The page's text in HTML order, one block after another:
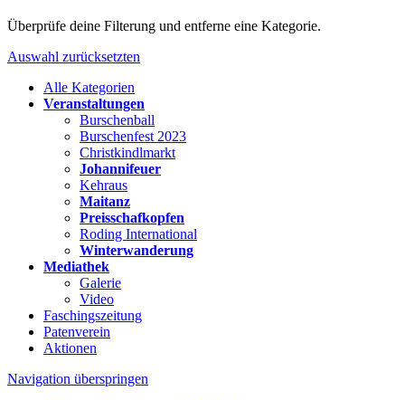
Überprüfe deine Filterung und entferne eine Kategorie.
Auswahl zurücksetzten
Alle Kategorien
Veranstaltungen
Burschenball
Burschenfest 2023
Christkindlmarkt
Johannifeuer
Kehraus
Maitanz
Preisschafkopfen
Roding International
Winterwanderung
Mediathek
Galerie
Video
Faschingszeitung
Patenverein
Aktionen
Navigation überspringen